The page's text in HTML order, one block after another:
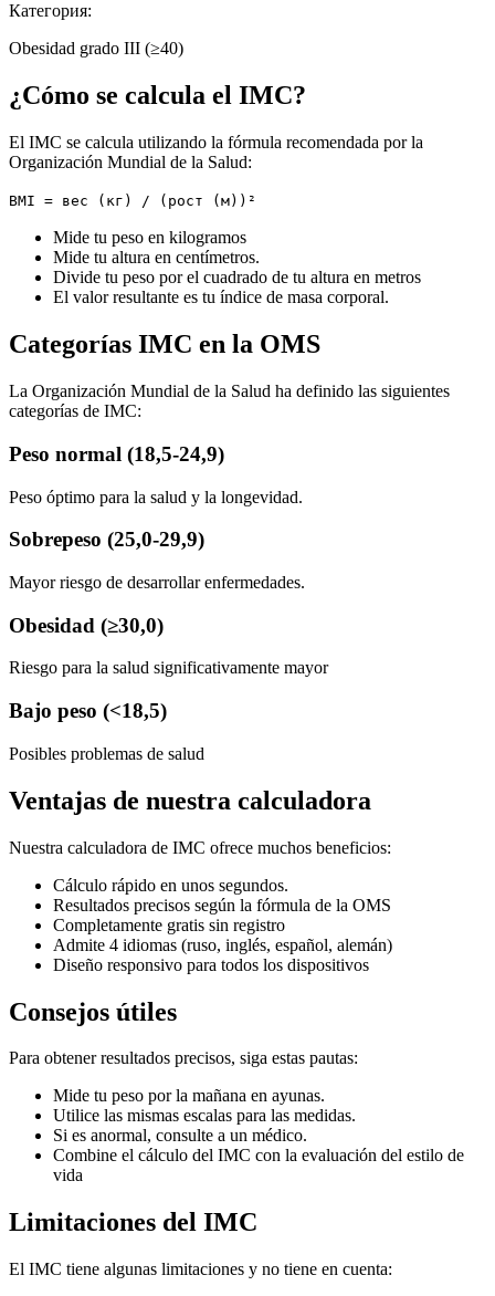
Категория:
Obesidad grado III (≥40)
¿Cómo se calcula el IMC?
El IMC se calcula utilizando la fórmula recomendada por la
Organización Mundial de la Salud:
BMI = вес (кг) / (рост (м))²
Mide tu peso en kilogramos
Mide tu altura en centímetros.
Divide tu peso por el cuadrado de tu altura en metros
El valor resultante es tu índice de masa corporal.
Categorías IMC en la OMS
La Organización Mundial de la Salud ha definido las siguientes
categorías de IMC:
Peso normal (18,5-24,9)
Peso óptimo para la salud y la longevidad.
Sobrepeso (25,0-29,9)
Mayor riesgo de desarrollar enfermedades.
Obesidad (≥30,0)
Riesgo para la salud significativamente mayor
Bajo peso (<18,5)
Posibles problemas de salud
Ventajas de nuestra calculadora
Nuestra calculadora de IMC ofrece muchos beneficios:
Cálculo rápido en unos segundos.
Resultados precisos según la fórmula de la OMS
Completamente gratis sin registro
Admite 4 idiomas (ruso, inglés, español, alemán)
Diseño responsivo para todos los dispositivos
Consejos útiles
Para obtener resultados precisos, siga estas pautas:
Mide tu peso por la mañana en ayunas.
Utilice las mismas escalas para las medidas.
Si es anormal, consulte a un médico.
Combine el cálculo del IMC con la evaluación del estilo de
vida
Limitaciones del IMC
El IMC tiene algunas limitaciones y no tiene en cuenta: